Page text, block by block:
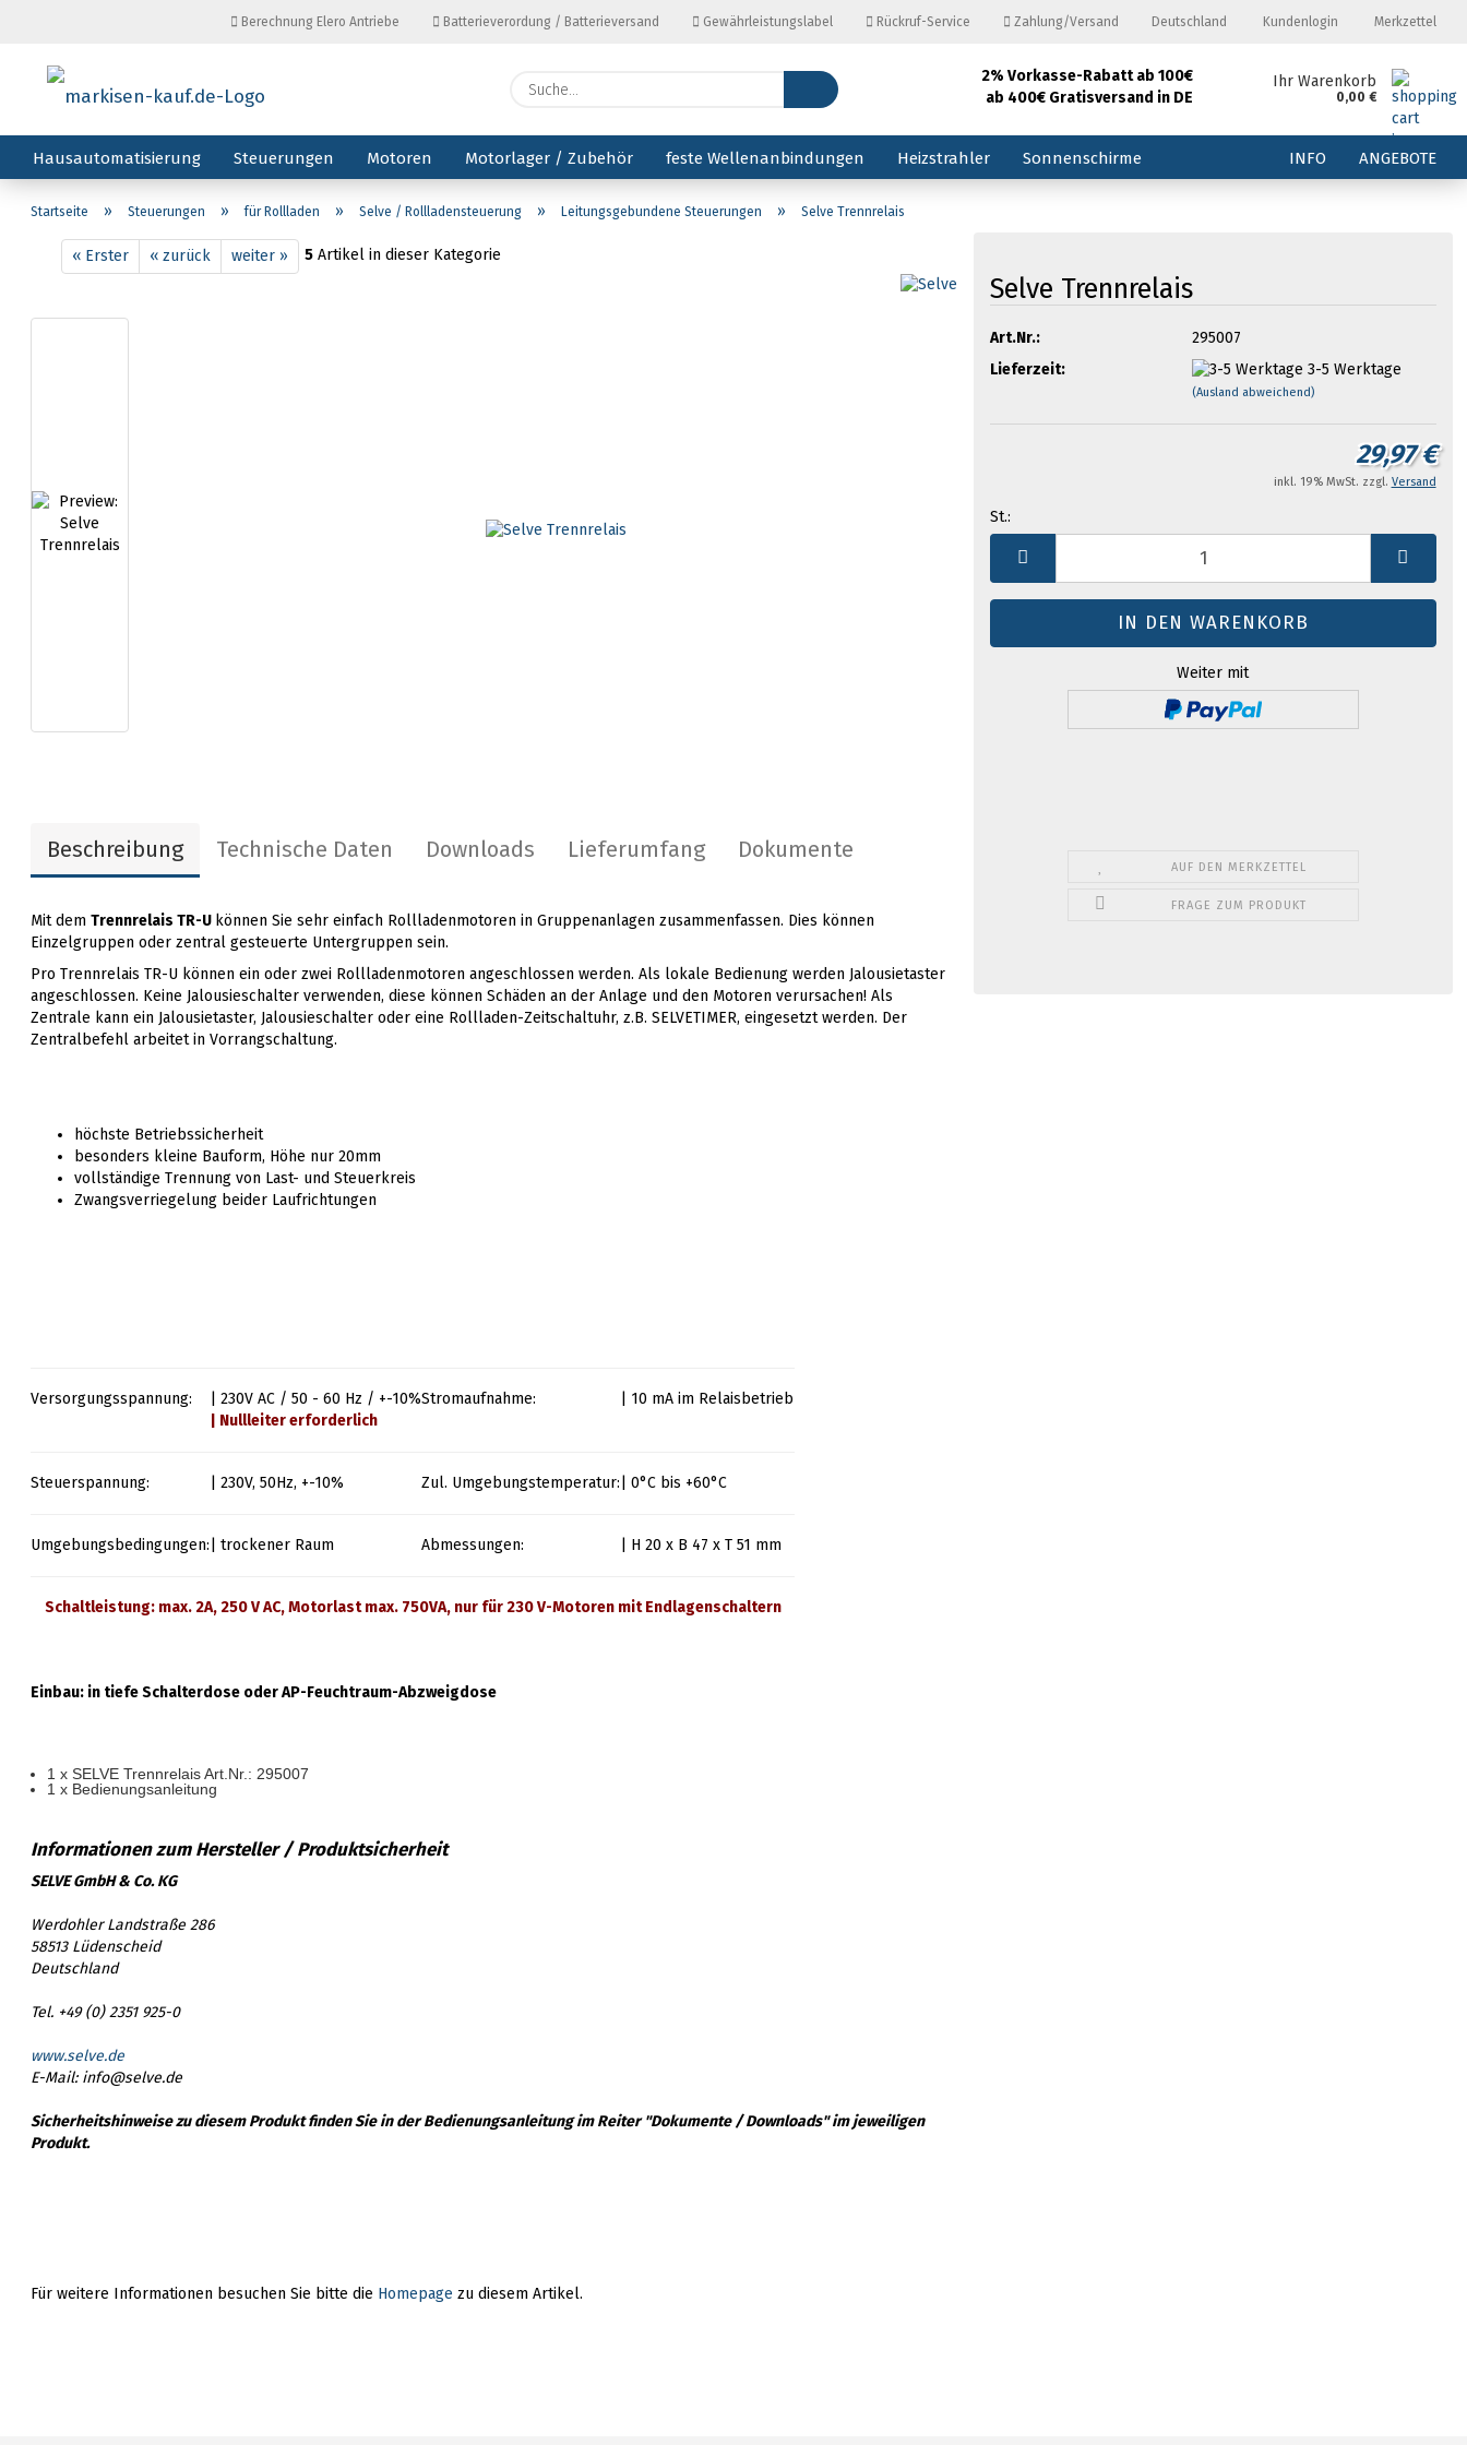
Berechnung Elero Antriebe Batterieverordung / Batterieversand Gewährleistungslabel Rückruf-Service Zahlung/Versand Deutschland
Lieferland
Kundenlogin
Konto erstellen
Passwort vergessen?
Merkzettel
Suche...
2% Vorkasse-Rabatt ab 100€
ab 400€ Gratisversand in DE
Ihr Warenkorb
0,00 €
Hausautomatisierung Steuerungen Motoren Motorlager / Zubehör feste Wellenanbindungen Heizstrahler Sonnenschirme INFO ANGEBOTE
Startseite » Steuerungen » für Rollladen » Selve / Rollladensteuerung » Leitungsgebundene Steuerungen » Selve Trennrelais
« Erster « zurück weiter » 5 Artikel in dieser Kategorie
Selve Trennrelais
Art.Nr.:
295007
Lieferzeit:
3-5 Werktage
(Ausland abweichend)
29,97 €
inkl. 19% MwSt. zzgl. Versand
St.:
Weiter mit
AUF DEN MERKZETTEL
FRAGE ZUM PRODUKT
Beschreibung Technische Daten Downloads Lieferumfang Dokumente
Mit demTrennrelais TR-U können Sie sehr einfach Rollladenmotoren in Gruppenanlagen zusammenfassen. Dies können
Einzelgruppen oder zentral gesteuerte Untergruppen sein.
Pro Trennrelais TR-U können ein oder zwei Rollladenmotoren angeschlossen werden. Als lokale Bedienung werden Jalousietaster
angeschlossen. Keine Jalousieschalter verwenden, diese können Schäden an der Anlage und den Motoren verursachen! Als
Zentrale kann ein Jalousietaster, Jalousieschalter oder eine Rollladen-Zeitschaltuhr, z.B. SELVETIMER, eingesetzt werden. Der
Zentralbefehl arbeitet in Vorrangschaltung.
höchste Betriebssicherheit
besonders kleine Bauform, Höhe nur 20mm
vollständige Trennung von Last- und Steuerkreis
Zwangsverriegelung beider Laufrichtungen
Versorgungsspannung:
| 230V AC / 50 - 60 Hz / +-10%
| Nullleiter erforderlich
Stromaufnahme: | 10 mA im Relaisbetrieb
Steuerspannung: | 230V, 50Hz, +-10% Zul. Umgebungstemperatur: | 0°C bis +60°C
Umgebungsbedingungen: | trockener Raum Abmessungen: | H 20 x B 47 x T 51 mm
Schaltleistung: max. 2A, 250 V AC, Motorlast max. 750VA, nur für 230 V-Motoren mit Endlagenschaltern
Einbau: in tiefe Schalterdose oder AP-Feuchtraum-Abzweigdose
1 x SELVE Trennrelais Art.Nr.: 295007
1 x Bedienungsanleitung
SELVE GmbH & Co. KG
Werdohler Landstraße 286
58513 Lüdenscheid
Deutschland
Tel. +49 (0) 2351 925-0
www.selve.de
E-Mail: info@selve.de
Sicherheitshinweise zu diesem Produkt finden Sie in der Bedienungsanleitung im Reiter "Dokumente / Downloads" im jeweiligen
Produkt.
Für weitere Informationen besuchen Sie bitte die Homepage zu diesem Artikel.